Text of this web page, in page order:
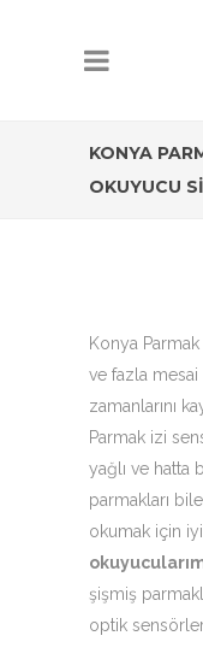
KONYA
OKUYUCU
Konya Parmak
ve fazla mesai
zamanlarını
Parmak izi
yağlı ve hatta
parmakları
okumak için iyi
şişmiş
optik